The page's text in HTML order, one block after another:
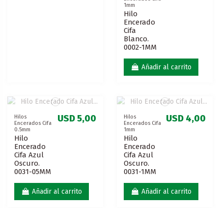
1mm
Hilo
Encerado
Cifa
Blanco.
0002-1MM
Añadir al carrito
Hilos
Encerados Cifa
0.5mm
Hilo
Encerado
Cifa Azul
Oscuro.
0031-05MM
USD 5,00
Añadir al carrito
Hilos
Encerados Cifa
1mm
Hilo
Encerado
Cifa Azul
Oscuro.
0031-1MM
USD 4,00
Añadir al carrito